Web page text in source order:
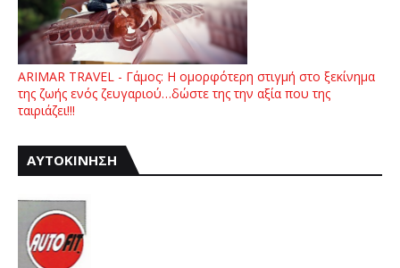
ARIMAR TRAVEL - Γάμος: Η ομορφότερη στιγμή στο ξεκίνημα
της ζωής ενός ζευγαριού…δώστε της την αξία που της
ταιριάζει!!!
ΑΥΤΟΚΙΝΗΣΗ